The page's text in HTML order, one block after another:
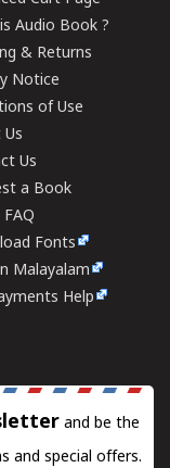
Audio Book ?
& Returns
Notice
of Use
Us
a Book
Fonts
Malayalam
Help
and be the
and special offers.